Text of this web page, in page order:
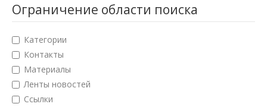
Искусствоведение
Архитектура
Психологические науки
Социологические науки
Ограничение области поиска
Категории
Контакты
Материалы
Ленты новостей
Ссылки